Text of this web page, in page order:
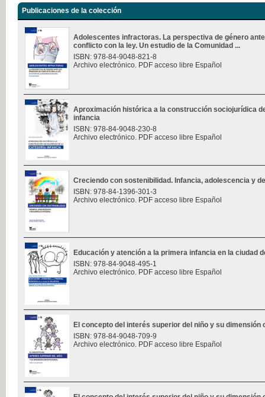
Publicaciones de la colección
Adolescentes infractoras. La perspectiva de género
conflicto con la ley. Un estudio de la Comunidad ...
ISBN: 978-84-9048-821-8
Archivo electrónico. PDF acceso libre Español
Aproximación histórica a la construcción sociojurídica
infancia
ISBN: 978-84-9048-230-8
Archivo electrónico. PDF acceso libre Español
Creciendo con sostenibilidad. Infancia, adolescencia y
ISBN: 978-84-1396-301-3
Archivo electrónico. PDF acceso libre Español
Educación y atención a la primera infancia en la ciudad
ISBN: 978-84-9048-495-1
Archivo electrónico. PDF acceso libre Español
El concepto del interés superior del niño y su dimensión
ISBN: 978-84-9048-709-9
Archivo electrónico. PDF acceso libre Español